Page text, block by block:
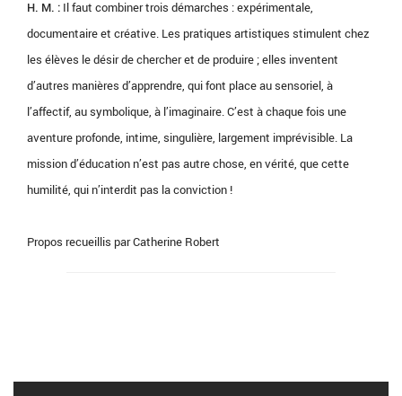
H. M. : Il faut combiner trois démarches : expérimentale,
documentaire et créative. Les pratiques artistiques stimulent chez
les élèves le désir de chercher et de produire ; elles inventent
d’autres manières d’apprendre, qui font place au sensoriel, à
l’affectif, au symbolique, à l’imaginaire. C’est à chaque fois une
aventure profonde, intime, singulière, largement imprévisible. La
mission d’éducation n’est pas autre chose, en vérité, que cette
humilité, qui n’interdit pas la conviction !
Propos recueillis par Catherine Robert